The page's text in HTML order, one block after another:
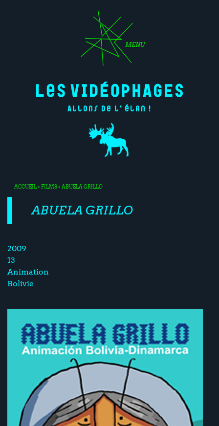
MENU
Allons de l'élan !
ACCUEIL< FILMS< ABUELA GRILLO
ABUELA GRILLO
2009
13
Animation
Bolivie